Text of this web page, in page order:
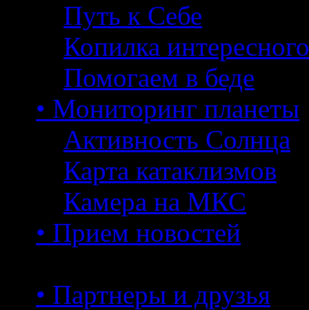
Путь к Себе
Копилка интересного
Помогаем в беде
• Мониторинг планеты
Активность Солнца
Карта катаклизмов
Камера на МКС
• Прием новостей
• Партнеры и друзья